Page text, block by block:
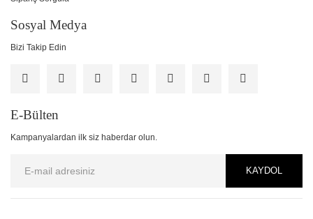
Sosyal Medya
Bizi Takip Edin
E-Bülten
Kampanyalardan ilk siz haberdar olun.
KAYDOL